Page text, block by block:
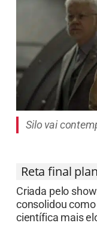
Silo vai
Reta final
Criada pelo
consolidou
científica mais